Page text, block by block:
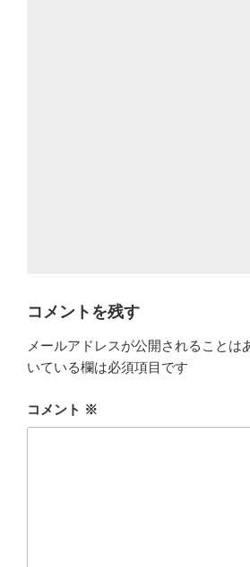
コメントを残す
メールアドレスが公開されることは
いている欄は必須項目です
コメント ※